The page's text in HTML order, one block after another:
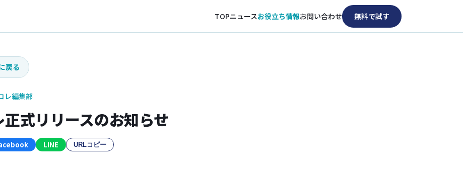
TOPニュースお役立ち情報お問い合わせ 無料で試す
戻る
レ編集部
正式リリースのお知らせ
LINE URLコピー